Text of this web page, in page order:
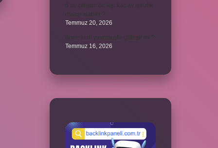
Temmuz 20, 2026
Temmuz 16, 2026